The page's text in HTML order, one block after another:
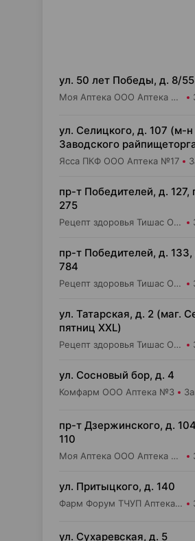
ул. 50 лет Победы, д. 8/55
Моя Аптека ООО Аптека №75
ул. Селицкого, д. 107 (м-
Заводского
Ясса ПКФ ООО Аптека №17
пр-т Победителей, д. 127,
275
Рецепт здоровья Тишас ОДО Аптека №32
пр-т Победителей, д. 133,
784
Рецепт здоровья Тишас ОДО Аптека №22
ул. Татарская, д. 2 (маг.
пятниц XXL)
Рецепт здоровья Тишас ОДО Аптека №35
ул. Сосновый бор, д. 4
Комфарм ООО Аптека №3
пр-т Дзержинского, д.
110
Моя Аптека ООО Аптека №48
ул. Притыцкого, д. 140
Фарм Форум ТЧУП Аптека №2
ул. Сухаревская, д. 5